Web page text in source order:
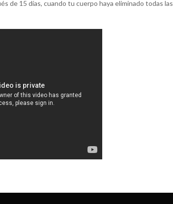
de 15 días, cuando tu cuerpo haya eliminado todas las